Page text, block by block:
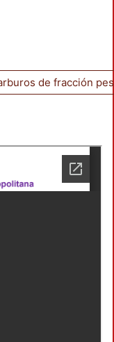
de fracción